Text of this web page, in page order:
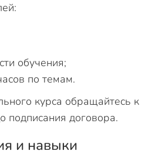
обучения;
по темам.
курса обращайтесь к
договора.
и навыки